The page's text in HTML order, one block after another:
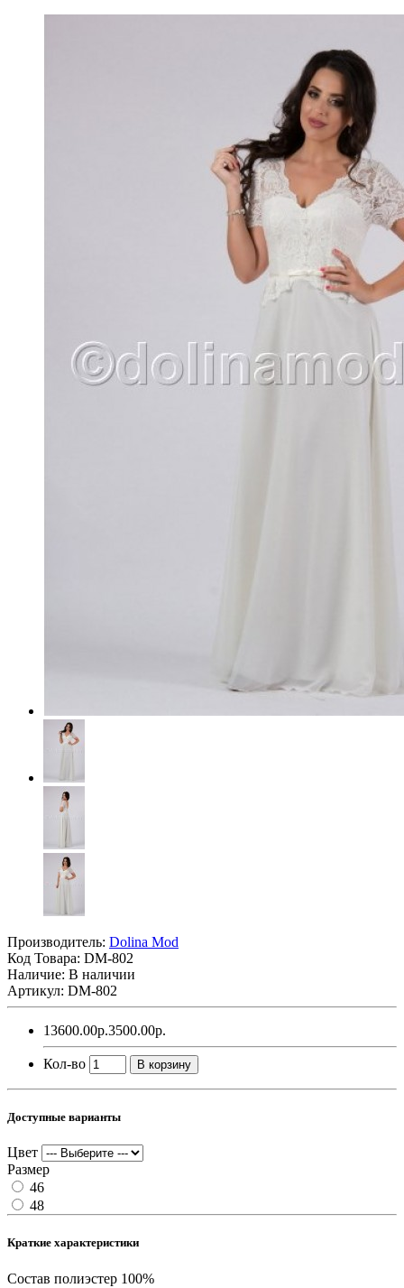
Производитель: Dolina Mod
Код Товара: DM-802
Наличие: В наличии
Артикул: DM-802
13600.00р.3500.00р.
Кол-во В корзину
Доступные варианты
Цвет
Размер
46
48
Краткие характеристики
Состав полиэстер 100%